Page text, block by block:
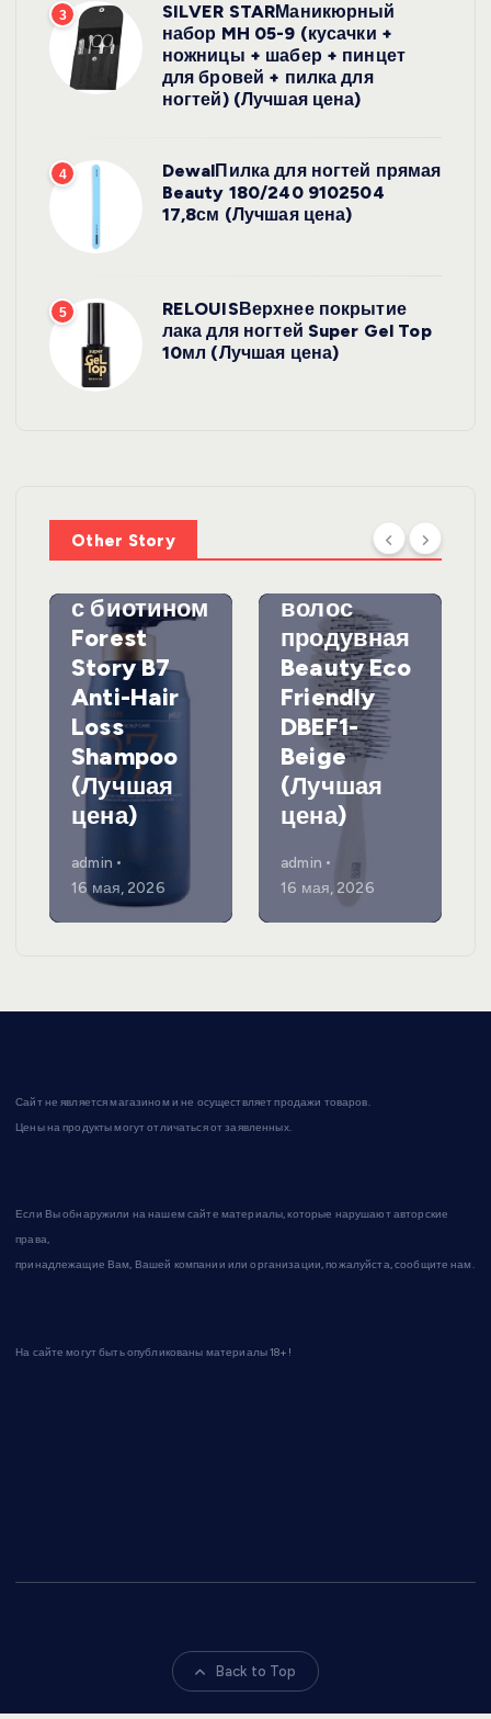
3
SILVER STARМаникюрный
набор MH 05-9 (кусачки +
ножницы + шабер + пинцет
для бровей + пилка для
ногтей) (Лучшая цена)
4
DewalПилка для ногтей прямая
Beauty 180/240 9102504
17,8см (Лучшая цена)
5
RELOUISВерхнее покрытие
лака для ногтей Super Gel Top
10мл (Лучшая цена)
Other Story
волос
против
с биотином
Forest
Story B7
Anti-Hair
Loss
Shampoo
(Лучшая
цена)
admin
16 мая, 2026
DewalЩетк
волос
продувная
Beauty Eco
Friendly
DBEF1-
Beige
(Лучшая
цена)
admin
16 мая, 2026
Сайт не является магазином и не осуществляет продажи товаров.
Цены на продукты могут отличаться от заявленных.
Если Вы обнаружили на нашем сайте материалы, которые нарушают авторские
права,
принадлежащие Вам, Вашей компании или организации, пожалуйста, сообщите нам.
На сайте могут быть опубликованы материалы 18+!
Back to Top